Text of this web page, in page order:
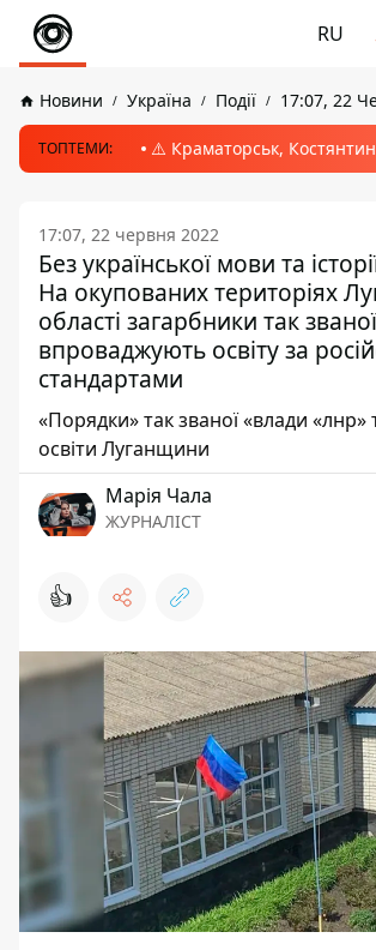
RU
Новини Україна Події 17:07, 22
ТОПТЕМИ: ⚠️ Краматорськ,
17:07, 22 червня 2022
Без української мови та
На окупованих територіях
області загарбники так
впроваджують освіту за
стандартами
«Порядки» так званої «влади «лнр»
освіти Луганщини
Марія Чала
ЖУРНАЛІСТ
👍